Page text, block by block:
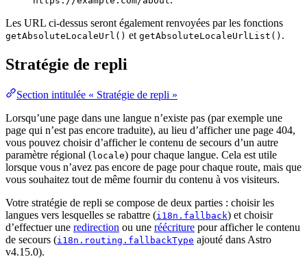
Les URL ci-dessus seront également renvoyées par les fonctions
getAbsoluteLocaleUrl() et getAbsoluteLocaleUrlList() .
Stratégie de repli
Section intitulée « Stratégie de repli »
Lorsqu’une page dans une langue n’existe pas (par exemple une
page qui n’est pas encore traduite), au lieu d’afficher une page 404,
vous pouvez choisir d’afficher le contenu de secours d’un autre
paramètre régional (locale) pour chaque langue. Cela est utile
lorsque vous n’avez pas encore de page pour chaque route, mais que
vous souhaitez tout de même fournir du contenu à vos visiteurs.
Votre stratégie de repli se compose de deux parties : choisir les
langues vers lesquelles se rabattre (i18n.fallback) et choisir
d’effectuer une redirection ou une réécriture pour afficher le contenu
de secours (i18n.routing.fallbackType ajouté dans Astro
v4.15.0).